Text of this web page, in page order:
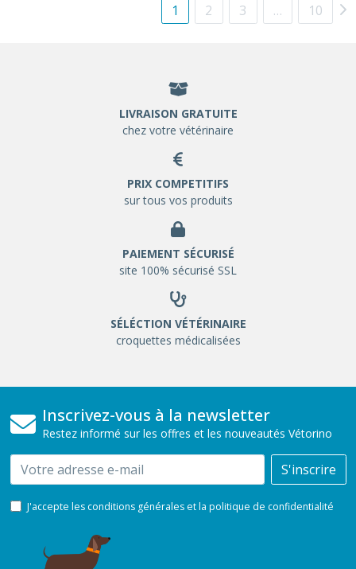
1 2 3 … 10
LIVRAISON GRATUITE
chez votre vétérinaire
PRIX COMPETITIFS
sur tous vos produits
PAIEMENT SÉCURISÉ
site 100% sécurisé SSL
SÉLÉCTION VÉTÉRINAIRE
croquettes médicalisées
Inscrivez-vous à la newsletter
Restez informé sur les offres et les nouveautés Vétorino
Email S'inscrire
J'accepte les conditions générales et la politique de confidentialité